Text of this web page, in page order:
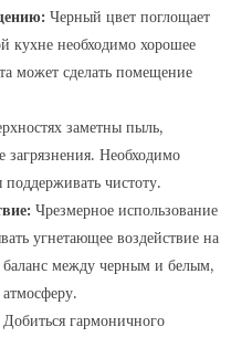
Черный цвет поглощает
кухне необходимо хорошее
может сделать помещение
заметны пыль,
загрязнения. Необходимо
поддерживать чистоту.
Чрезмерное использование
угнетающее воздействие на
между черным и белым,
Добиться гармоничного